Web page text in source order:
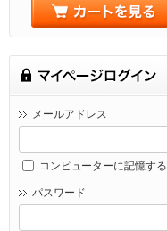
メールアドレス
コンピューターに記憶する
パスワード